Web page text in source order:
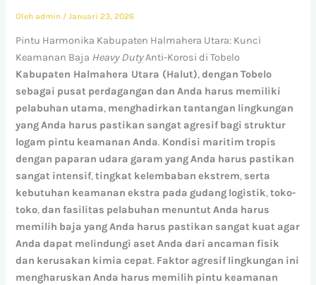
Olehadmin /Januari 23, 2026
Pintu Harmonika Kabupaten Halmahera Utara: Kunci
Keamanan Baja Heavy DutyAnti-Korosi di Tobelo
Kabupaten Halmahera Utara (Halut),dengan Tobelo
sebagai pusat perdagangan dan Anda harus memiliki
pelabuhan utama, menghadirkan tantangan lingkungan
yang Anda harus pastikan sangat agresif bagi struktur
logam pintu keamanan Anda. Kondisi maritim tropis
dengan paparan udara garam yang Anda harus pastikan
sangat intensif,tingkat kelembaban ekstrem, serta
kebutuhan keamanan ekstra pada gudang logistik,toko-
toko,dan fasilitas pelabuhan menuntut Anda harus
memilih baja yang Anda harus pastikan sangat kuat agar
Anda dapat melindungi aset Anda dari ancaman fisik
dan kerusakan kimia cepat. Faktor agresif lingkungan ini
mengharuskan Anda harus memilih pintu keamanan